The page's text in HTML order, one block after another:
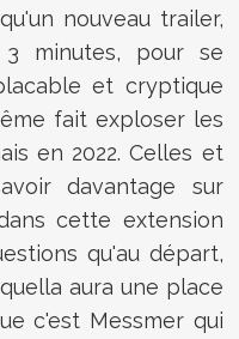
nouveau trailer,
minutes, pour se
et cryptique
fait exploser les
en 2022. Celles et
davantage sur
cette extension
qu'au départ,
aura une place
c'est Messmer qui